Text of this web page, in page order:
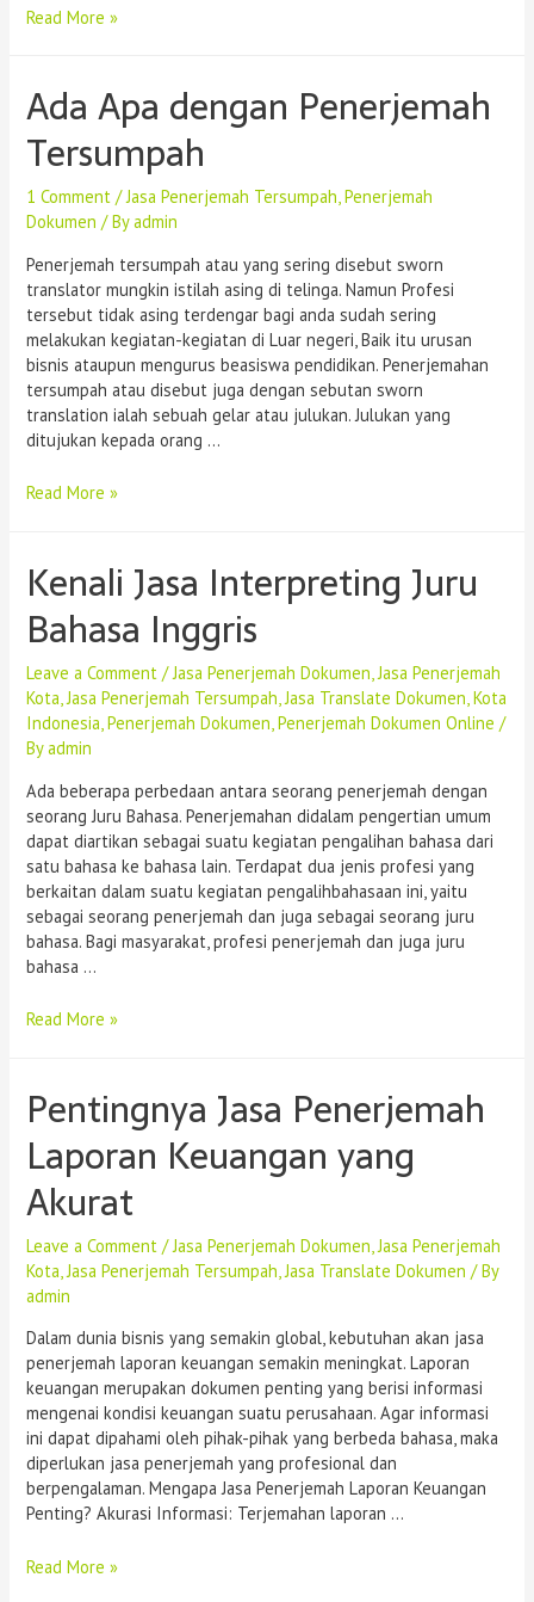
Read More »
Ada Apa dengan Penerjemah
Tersumpah
1 Comment /Jasa Penerjemah Tersumpah,Penerjemah
Dokumen / Byadmin
Penerjemah tersumpah atau yang sering disebut sworn
translator mungkin istilah asing di telinga. Namun Profesi
tersebut tidak asing terdengar bagi anda sudah sering
melakukan kegiatan-kegiatan di Luar negeri, Baik itu urusan
bisnis ataupun mengurus beasiswa pendidikan. Penerjemahan
tersumpah atau disebut juga dengan sebutan sworn
translation ialah sebuah gelar atau julukan. Julukan yang
ditujukan kepada orang …
Read More »
Kenali Jasa Interpreting Juru
Bahasa Inggris
Leave a Comment /Jasa Penerjemah Dokumen,Jasa Penerjemah
Kota,Jasa Penerjemah Tersumpah,Jasa Translate Dokumen,Kota
Indonesia,Penerjemah Dokumen,Penerjemah Dokumen Online /
Byadmin
Ada beberapa perbedaan antara seorang penerjemah dengan
seorang Juru Bahasa. Penerjemahan didalam pengertian umum
dapat diartikan sebagai suatu kegiatan pengalihan bahasa dari
satu bahasa ke bahasa lain. Terdapat dua jenis profesi yang
berkaitan dalam suatu kegiatan pengalihbahasaan ini, yaitu
sebagai seorang penerjemah dan juga sebagai seorang juru
bahasa. Bagi masyarakat, profesi penerjemah dan juga juru
bahasa …
Read More »
Pentingnya Jasa Penerjemah
Laporan Keuangan yang
Akurat
Leave a Comment /Jasa Penerjemah Dokumen ,Jasa Penerjemah
Kota ,Jasa Penerjemah Tersumpah ,Jasa Translate Dokumen / By
admin
Dalam dunia bisnis yang semakin global, kebutuhan akan jasa
penerjemah laporan keuangan semakin meningkat. Laporan
keuangan merupakan dokumen penting yang berisi informasi
mengenai kondisi keuangan suatu perusahaan. Agar informasi
ini dapat dipahami oleh pihak-pihak yang berbeda bahasa, maka
diperlukan jasa penerjemah yang profesional dan
berpengalaman. Mengapa Jasa Penerjemah Laporan Keuangan
Penting? Akurasi Informasi: Terjemahan laporan …
Read More »